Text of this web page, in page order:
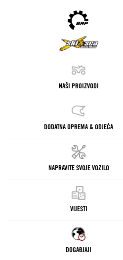
NAŠI PROIZVODI
DODATNA OPREMA & ODJEĆA
NAPRAVITE SVOJE VOZILO
VIJESTI
DOGAĐJAJI